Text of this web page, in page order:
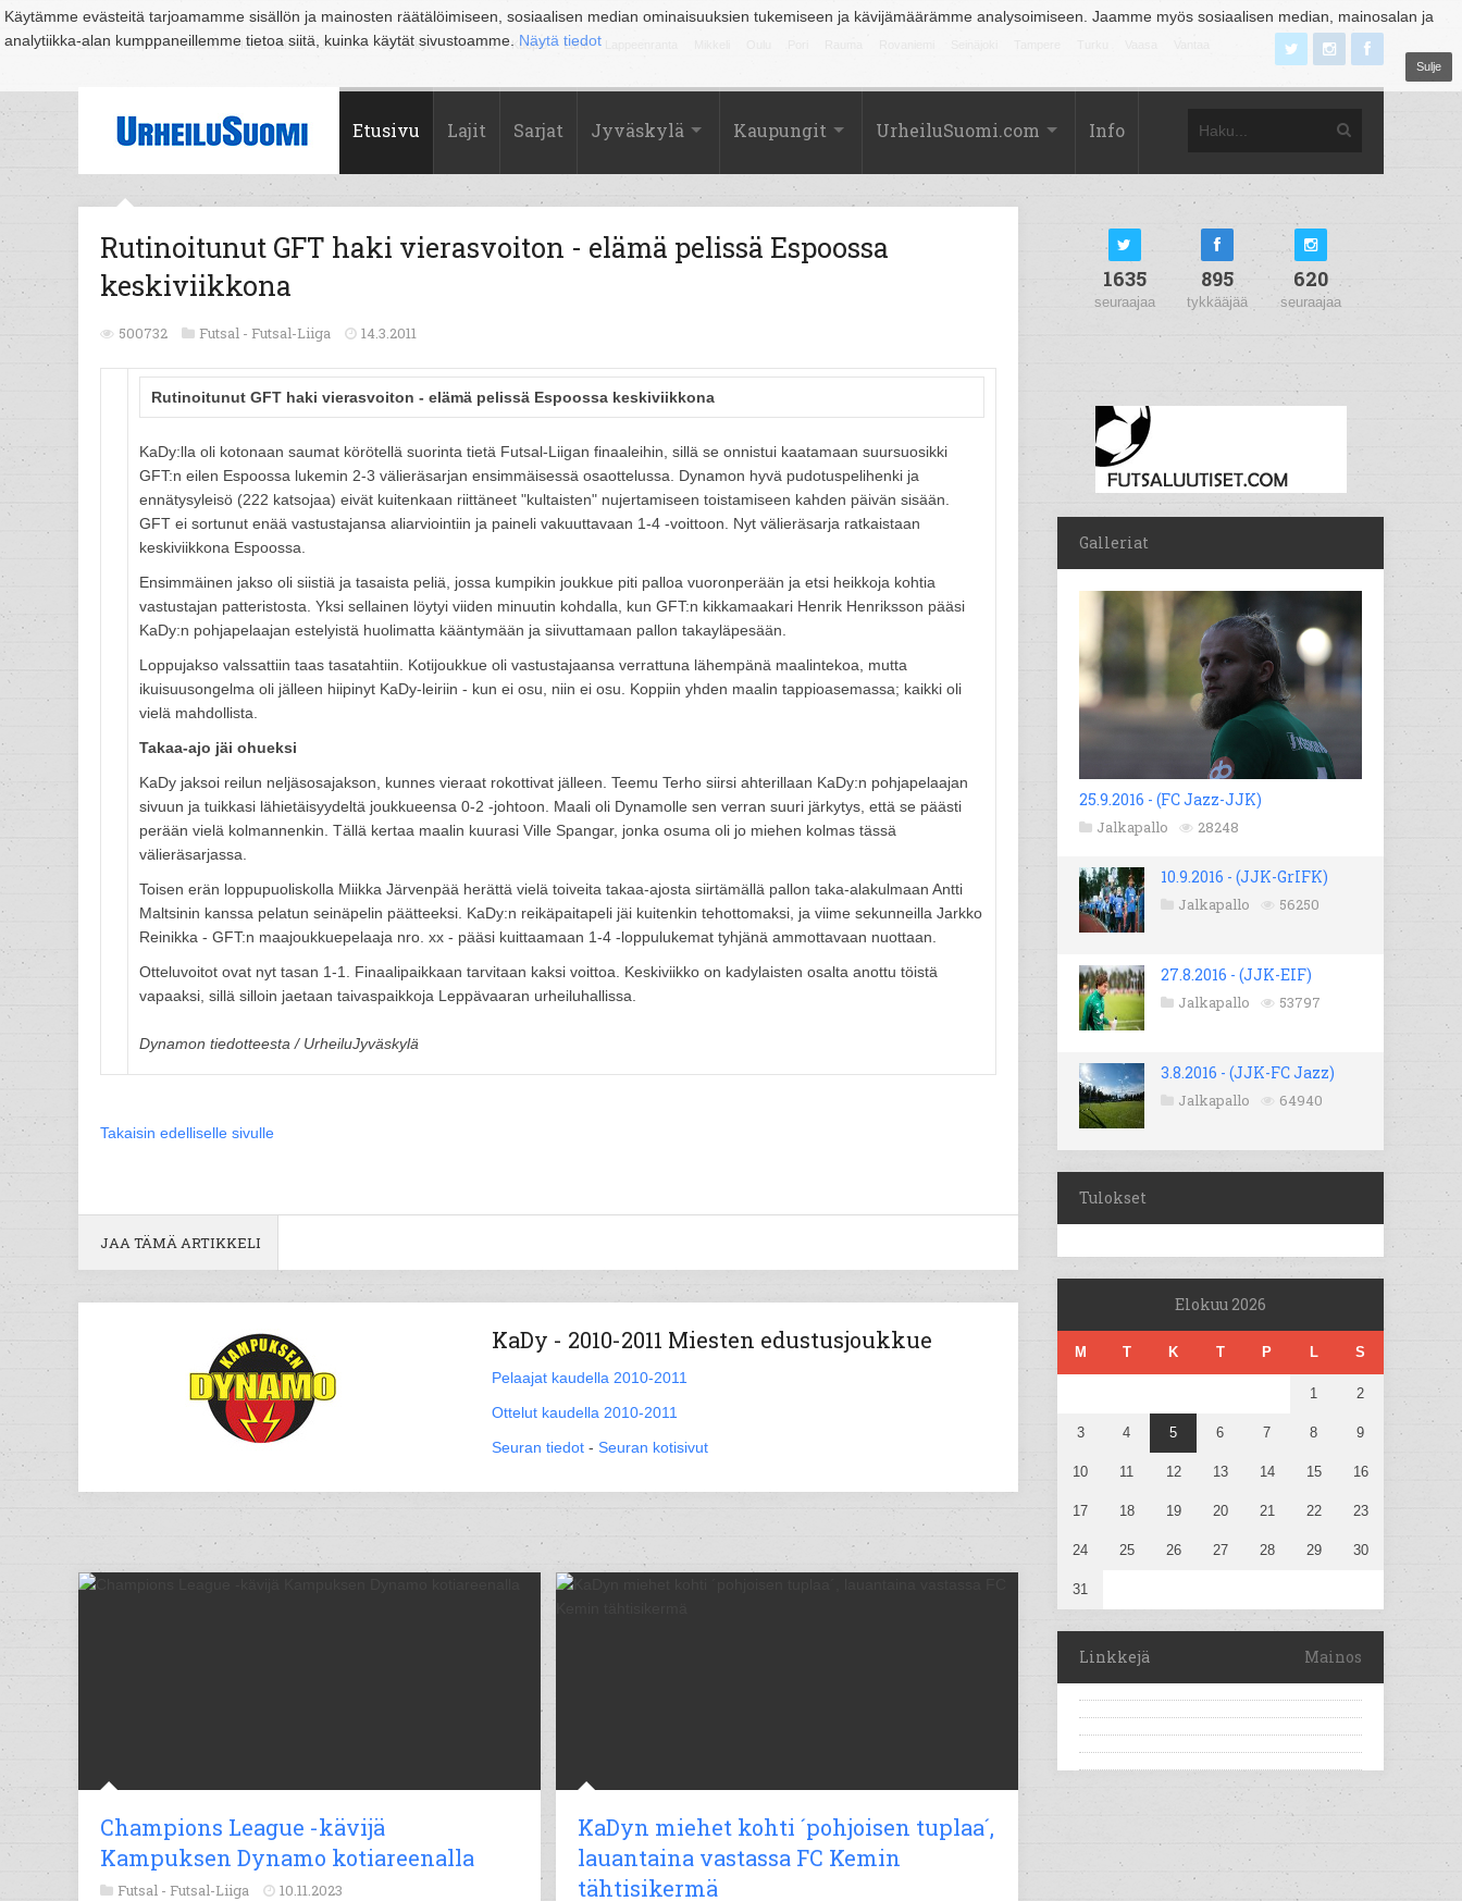
Käytämme evästeitä tarjoamamme sisällön ja mainosten räätälöimiseen, sosiaalisen median ominaisuuksien tukemiseen ja kävijämäärämme analysoimiseen. Jaamme myös sosiaalisen median, mainosalan ja
analytiikka-alan kumppaneillemme tietoa siitä, kuinka käytät sivustoamme. Näytä tiedot
Sulje
Suomi Espoo Helsinki Hämeenlinna Joensuu Jyväskylä Kouvola Kuopio Lahti
Etusivu Lajit Sarjat Jyväskylä Kaupungit UrheiluSuomi.com Info
Rutinoitunut GFT haki vierasvoiton - elämä pelissä Espoossa
keskiviikkona
500732 Futsal - Futsal-Liiga 14.3.2011
Rutinoitunut GFT haki vierasvoiton - elämä pelissä Espoossa keskiviikkona
KaDy:lla oli kotonaan saumat körötellä suorinta tietä Futsal-Liigan finaaleihin, sillä se onnistui kaatamaan suursuosikki
GFT:n eilen Espoossa lukemin 2-3 välieräsarjan ensimmäisessä osaottelussa. Dynamon hyvä pudotuspelihenki ja
ennätysyleisö (222 katsojaa) eivät kuitenkaan riittäneet "kultaisten" nujertamiseen toistamiseen kahden päivän sisään.
GFT ei sortunut enää vastustajansa aliarviointiin ja paineli vakuuttavaan 1-4 -voittoon. Nyt välieräsarja ratkaistaan
keskiviikkona Espoossa.
Ensimmäinen jakso oli siistiä ja tasaista peliä, jossa kumpikin joukkue piti palloa vuoronperään ja etsi heikkoja kohtia
vastustajan patteristosta. Yksi sellainen löytyi viiden minuutin kohdalla, kun GFT:n kikkamaakari Henrik Henriksson pääsi
KaDy:n pohjapelaajan estelyistä huolimatta kääntymään ja siivuttamaan pallon takayläpesään.
Loppujakso valssattiin taas tasatahtiin. Kotijoukkue oli vastustajaansa verrattuna lähempänä maalintekoa, mutta
ikuisuusongelma oli jälleen hiipinyt KaDy-leiriin - kun ei osu, niin ei osu. Koppiin yhden maalin tappioasemassa; kaikki oli
vielä mahdollista.
Takaa-ajo jäi ohueksi
KaDy jaksoi reilun neljäsosajakson, kunnes vieraat rokottivat jälleen. Teemu Terho siirsi ahterillaan KaDy:n pohjapelaajan
sivuun ja tuikkasi lähietäisyydeltä joukkueensa 0-2 -johtoon. Maali oli Dynamolle sen verran suuri järkytys, että se päästi
perään vielä kolmannenkin. Tällä kertaa maalin kuurasi Ville Spangar, jonka osuma oli jo miehen kolmas tässä
välieräsarjassa.
Toisen erän loppupuoliskolla Miikka Järvenpää herättä vielä toiveita takaa-ajosta siirtämällä pallon taka-alakulmaan Antti
Maltsinin kanssa pelatun seinäpelin päätteeksi. KaDy:n reikäpaitapeli jäi kuitenkin tehottomaksi, ja viime sekunneilla Jarkko
Reinikka - GFT:n maajoukkuepelaaja nro. xx - pääsi kuittaamaan 1-4 -loppulukemat tyhjänä ammottavaan nuottaan.
Otteluvoitot ovat nyt tasan 1-1. Finaalipaikkaan tarvitaan kaksi voittoa. Keskiviikko on kadylaisten osalta anottu töistä
vapaaksi, sillä silloin jaetaan taivaspaikkoja Leppävaaran urheiluhallissa.
Dynamon tiedotteesta / UrheiluJyväskylä
Takaisin edelliselle sivulle
JAA TÄMÄ ARTIKKELI
KaDy - 2010-2011 Miesten edustusjoukkue
Pelaajat kaudella 2010-2011
Ottelut kaudella 2010-2011
Seuran tiedot - Seuran kotisivut
Champions League -kävijä
Kampuksen Dynamo kotiareenalla
Futsal - Futsal-Liiga 10.11.2023
KaDyn miehet kohti ´pohjoisen tuplaa´,
lauantaina vastassa FC Kemin
tähtisikermä
1635
seuraajaa
895
tykkääjää
620
seuraajaa
Galleriat
25.9.2016 - (FC Jazz-JJK)
Jalkapallo 28248
10.9.2016 - (JJK-GrIFK)
Jalkapallo 56250
27.8.2016 - (JJK-EIF)
Jalkapallo 53797
3.8.2016 - (JJK-FC Jazz)
Jalkapallo 64940
Tulokset
Elokuu 2026
M T K T P L S
1 2
3 4 5 6 7 8 9
10 11 12 13 14 15 16
17 18 19 20 21 22 23
24 25 26 27 28 29 30
31
Linkkejä Mainos